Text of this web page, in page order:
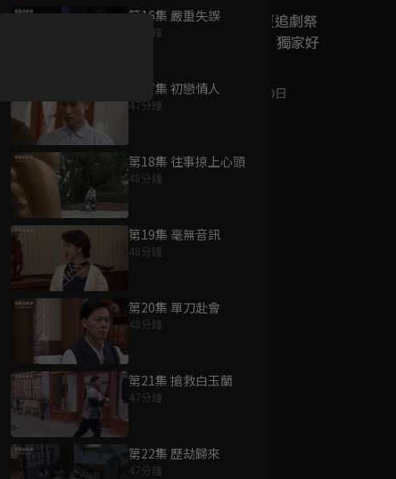
第16集 嚴重失誤
48分鐘
第17集 初戀情人
47分鐘
第18集 往事掠上心頭
48分鐘
第19集 毫無音訊
48分鐘
第20集 單刀赴會
48分鐘
第21集 搶救白玉蘭
47分鐘
第22集 歷劫歸來
47分鐘
7/21-8/20，盛夏追劇祭
升級VIP最優惠！獨家好
7月21日 8月20日